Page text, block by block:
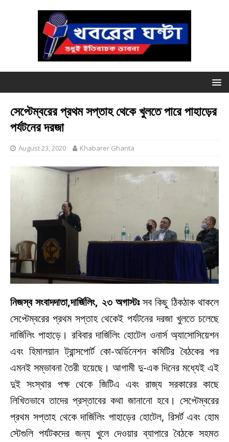
সেপ্টেম্বরের প্রথম সপ্তাহ থেকে খুলতে পারে পাহাড়ের
পর্যটনের দরজা
August 23, 2020 Khabarer Ghanta
নিজস্ব সংবাদদাতা,দার্জিলিং, ২৩ অগাস্টঃসব কিছু ঠিকঠাক থাকলে
সেপ্টেম্বরের প্রথম সপ্তাহ থেকেই পর্যটনের দরজা খুলতে চলেছে
দার্জিলিং পাহাড়ে। রবিবার দার্জিলিং হোটেল ওনার্স অ্যাসোসিয়েশন
এবং হিমালয়ান ট্রান্সপোর্ট কো-অর্ডিনেশন কমিটির বৈঠকের পর
এমনই সম্ভাবনা তৈরী হয়েছে। আগামী দু-এক দিনের মধ্যেই এই
দুই সংস্থার পক্ষ থেকে জিটিএ এবং রাজ্য সরকারের কাছে
লিখিতভাবে তাদের প্রস্তাবের কথা জানানো হবে। সেপ্টেম্বরের
প্রথম সপ্তাহ থেকে দার্জিলিং পাহাড়ের হোটেল, রিসর্ট এবং হোম
স্টেগুলি পর্যটকদের জন্য খুলে দেওয়ার ব্যাপারে বৈঠকে সহমত